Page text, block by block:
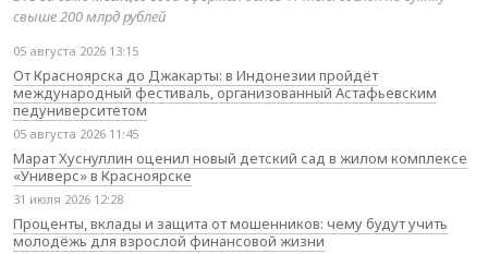
свыше 200 млрд рублей
05 августа 2026 13:15
От Красноярска до Джакарты: в Индонезии пройдёт
международный фестиваль, организованный Астафьевским
педуниверситетом
05 августа 2026 11:45
Марат Хуснуллин оценил новый детский сад в жилом комплексе
«Универс» в Красноярске
31 июля 2026 12:28
Проценты, вклады и защита от мошенников: чему будут учить
молодёжь для взрослой финансовой жизни